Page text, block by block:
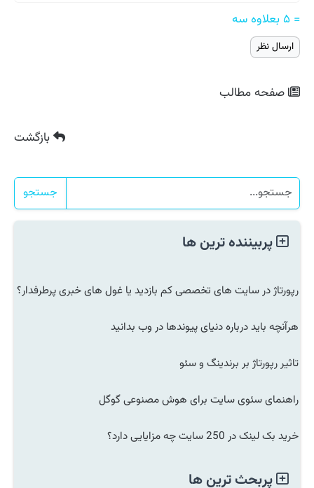
= ۵ بعلاوه سه
صفحه مطالب
بازگشت
جستجو
پربیننده ترین ها
رپورتاژ در سایت های تخصصی کم بازدید یا غول های خبری پرطرفدار؟
هرآنچه باید درباره دنیای پیوندها در وب بدانید
تاثیر رپورتاژ بر برندینگ و سئو
راهنمای سئوی سایت برای هوش مصنوعی گوگل
خرید بک لینک در 250 سایت چه مزایایی دارد؟
پربحث ترین ها